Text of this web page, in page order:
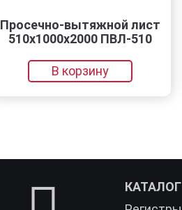
Просечно-вытяжной лист
510х1000х2000 ПВЛ-510
В корзину
КАТАЛОГ